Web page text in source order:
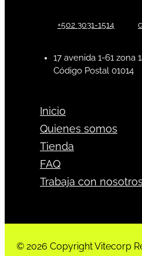
+502 3031-1514
17 avenida 1-61 zona
Código Postal 01014
Inicio
Quienes somos
Tienda
FAQ
Trabaja con nosotros
© 2026 Copyright Vitecorp